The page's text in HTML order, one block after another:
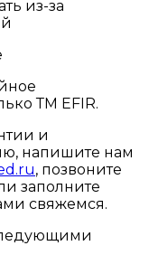
из-за
ТМ EFIR.
и
напишите нам
, позвоните
заполните
свяжемся.